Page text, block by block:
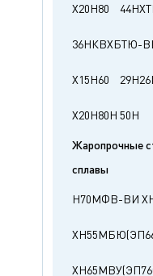
Х20Н80
36НКВХБТЮ-
Х15Н60
Х20Н80Н 50Н
Жаропрочные
сплавы
Н70МФВ-ВИ